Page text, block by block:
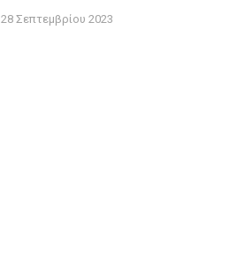
28 Σεπτεμβρίου 2023